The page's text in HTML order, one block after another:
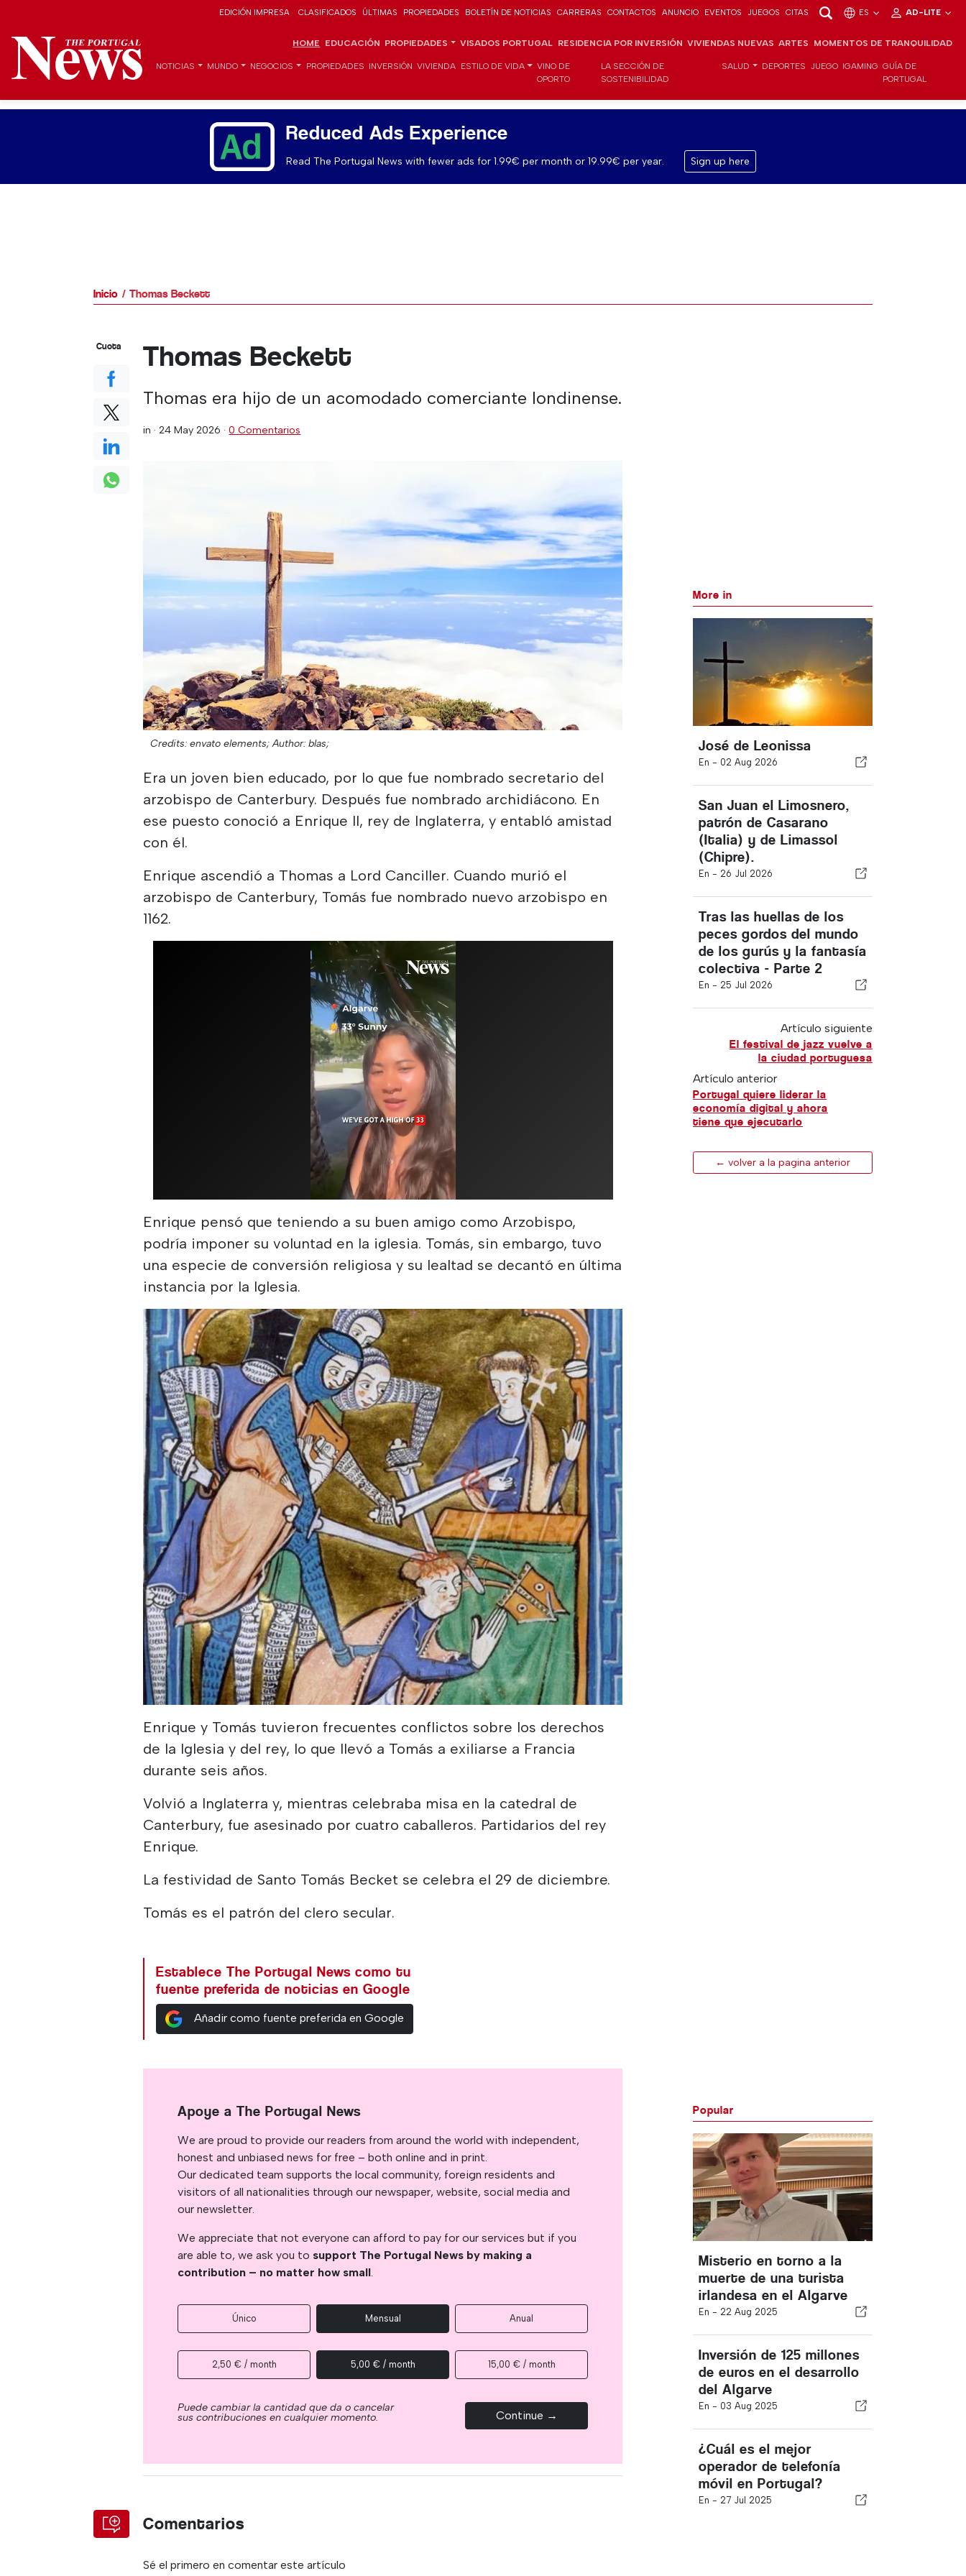
EDICIÓN IMPRESA CLASIFICADOS ÚLTIMAS PROPIEDADES BOLETÍN DE NOTICIAS CARRERAS CONTACTOS ANUNCIO EVENTOS JUEGOS CITAS ES AD-LITE
HOME EDUCACIÓN PROPIEDADES VISADOS PORTUGAL RESIDENCIA POR INVERSIÓN VIVIENDAS NUEVAS ARTES MOMENTOS DE TRANQUILIDAD
NOTICIAS MUNDO NEGOCIOS PROPIEDADES INVERSIÓN VIVIENDA ESTILO DE VIDA
VINO DE
OPORTO
LA SECCIÓN DE
SOSTENIBILIDAD
SALUD DEPORTES JUEGO IGAMING GUÍA DE
PORTUGAL
Reduced Ads Experience
Read The Portugal News with fewer ads for 1.99€ per month or 19.99€ per year. Sign up here
Inicio Thomas Beckett
Thomas Beckett
Thomas era hijo de un acomodado comerciante londinense.
in ·24 May 2026 ·0 Comentarios
Credits: envato elements; Author: blas;
Era un joven bien educado, por lo que fue nombrado secretario del
arzobispo de Canterbury. Después fue nombrado archidiácono. En
ese puesto conoció a Enrique II, rey de Inglaterra, y entabló amistad
con él.
Enrique ascendió a Thomas a Lord Canciller. Cuando murió el
arzobispo de Canterbury, Tomás fue nombrado nuevo arzobispo en
1162.
Enrique pensó que teniendo a su buen amigo como Arzobispo,
podría imponer su voluntad en la iglesia. Tomás, sin embargo, tuvo
una especie de conversión religiosa y su lealtad se decantó en última
instancia por la Iglesia.
Enrique y Tomás tuvieron frecuentes conflictos sobre los derechos
de la Iglesia y del rey, lo que llevó a Tomás a exiliarse a Francia
durante seis años.
Volvió a Inglaterra y, mientras celebraba misa en la catedral de
Canterbury, fue asesinado por cuatro caballeros. Partidarios del rey
Enrique.
La festividad de Santo Tomás Becket se celebra el 29 de diciembre.
Tomás es el patrón del clero secular.
Establece The Portugal News como tu
fuente preferida de noticias en Google
Añadir como fuente preferida en Google
Cuota
More in
José de Leonissa
En - 02 Aug 2026
San Juan el Limosnero,
patrón de Casarano
(Italia) y de Limassol
(Chipre).
En - 26 Jul 2026
Tras las huellas de los
peces gordos del mundo
de los gurús y la fantasía
colectiva - Parte 2
En - 25 Jul 2026
Artículo siguiente
El festival de jazz vuelve a
la ciudad portuguesa
Artículo anterior
Portugal quiere liderar la
economía digital y ahora
tiene que ejecutarlo
← volver a la pagina anterior
Apoye a The Portugal News
We are proud to provide our readers from around the world with independent,
honest and unbiased news for free – both online and in print.
Our dedicated team supports the local community, foreign residents and
visitors of all nationalities through our newspaper, website, social media and
our newsletter.
We appreciate that not everyone can afford to pay for our services but if you
are able to, we ask you to support The Portugal News by making a
contribution – no matter how small.
Único Mensual Anual
2,50 € / month 5,00 € / month 15,00 € / month
Puede cambiar la cantidad que da o cancelar
sus contribuciones en cualquier momento. Continue →
Comentarios
Sé el primero en comentar este artículo
Popular
Misterio en torno a la
muerte de una turista
irlandesa en el Algarve
En - 22 Aug 2025
Inversión de 125 millones
de euros en el desarrollo
del Algarve
En - 03 Aug 2025
¿Cuál es el mejor
operador de telefonía
móvil en Portugal?
En - 27 Jul 2025